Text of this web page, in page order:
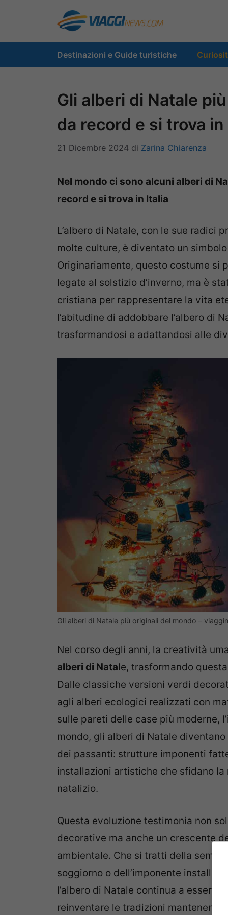
contenuto
Destinazioni e Guide turistiche
Gli alberi di Natale
da record e si trova in
21 Dicembre 2024 di Zarina Chiarenza
Nel mondo ci sono alcuni alberi di
record e si trova in Italia
L’albero di Natale, con le sue radici
molte culture, è diventato un
Originariamente, questo costume si
legate al solstizio d’inverno, ma è
cristiana per rappresentare la vita
l’abitudine di addobbare l’albero di
trasformandosi e adattandosi alle
Gli alberi di Natale più originali del mondo –
Nel corso degli anni, la creatività
alberi di Natale, trasformando
Dalle classiche versioni verdi
agli alberi ecologici realizzati con
sulle pareti delle case più moderne,
mondo, gli alberi di Natale
dei passanti: strutture imponenti
installazioni artistiche che sfidano la
natalizio.
Questa evoluzione testimonia non
decorative ma anche un crescente
ambientale. Che si tratti della
soggiorno o dell’imponente
l’albero di Natale continua a essere
reinventare le tradizioni